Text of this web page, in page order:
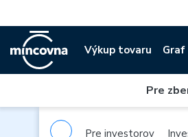
Výkup tovaru Graf
Pre
Pre investorov